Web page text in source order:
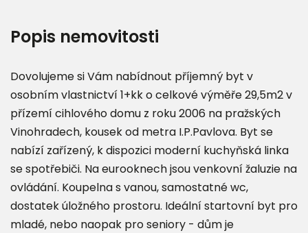
Popis nemovitosti
Dovolujeme si Vám nabídnout příjemný byt v
osobním vlastnictví 1+kk o celkové výměře 29,5m2 v
přízemí cihlového domu z roku 2006 na pražských
Vinohradech, kousek od metra I.P.Pavlova. Byt se
nabízí zařízený, k dispozici moderní kuchyňská linka
se spotřebiči. Na eurooknech jsou venkovní žaluzie na
ovládání. Koupelna s vanou, samostatné wc,
dostatek úložného prostoru. Ideální startovní byt pro
mladé, nebo naopak pro seniory - dům je